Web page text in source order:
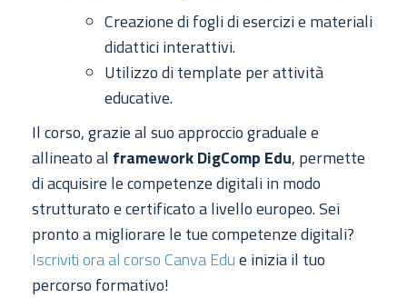
Creazione di fogli di esercizi e materiali
didattici interattivi.
Utilizzo di template per attività
educative.
Il corso, grazie al suo approccio graduale e
allineato al framework DigComp Edu, permette
di acquisire le competenze digitali in modo
strutturato e certificato a livello europeo. Sei
pronto a migliorare le tue competenze digitali?
Iscriviti ora al corso Canva Edue inizia il tuo
percorso formativo!